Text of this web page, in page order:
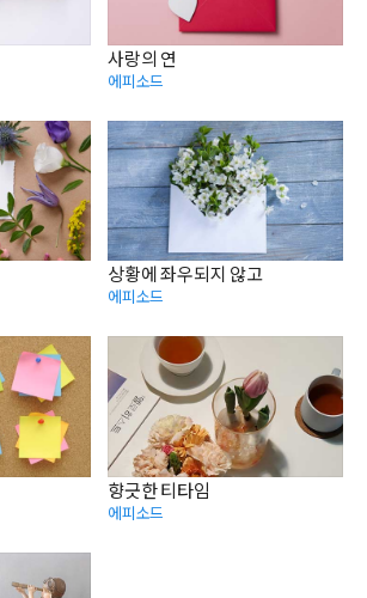
사랑의 연
에피소드
상황에 좌우되지 않고
에피소드
향긋한 티타임
에피소드